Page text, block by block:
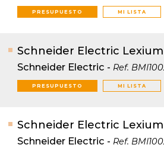
PRESUPUESTO MI LISTA
Schneider Electric
Schneider Electric - Ref.
PRESUPUESTO MI LISTA
Schneider Electric
Schneider Electric - Ref.